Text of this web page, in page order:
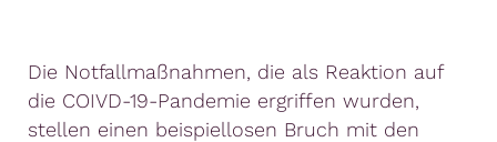
Die Notfallmaßnahmen, die als Reaktion auf
die COIVD-19-Pandemie ergriffen wurden,
stellen einen beispiellosen Bruch mit den